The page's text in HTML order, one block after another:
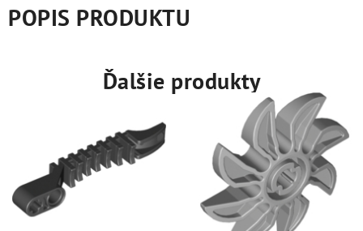
POPIS PRODUKTU
Ďalšie produkty